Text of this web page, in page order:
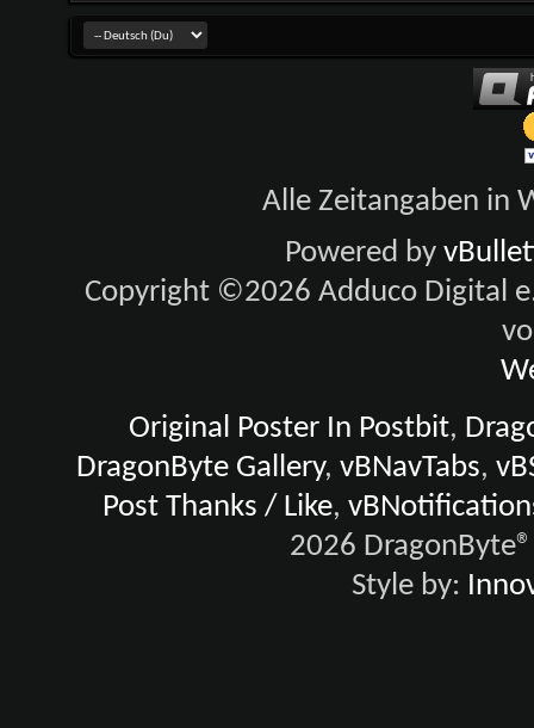
Alle Zeitangaben in
Powered by
Copyright ©2026 Adduco Digital
Original Poster In Postbit,
DragonByte Gallery,vBNavTabs,
Post Thanks / Like,
2026
Style by: